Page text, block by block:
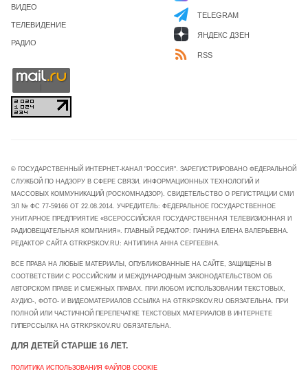
ВИДЕО
ТЕЛЕВИДЕНИЕ
РАДИО
TELEGRAM
ЯНДЕКС ДЗЕН
RSS
© ГОСУДАРСТВЕННЫЙ ИНТЕРНЕТ-КАНАЛ "РОССИЯ". ЗАРЕГИСТРИРОВАНО ФЕДЕРАЛЬНОЙ
СЛУЖБОЙ ПО НАДЗОРУ В СФЕРЕ СВЯЗИ, ИНФОРМАЦИОННЫХ ТЕХНОЛОГИЙ И
МАССОВЫХ КОММУНИКАЦИЙ (РОСКОМНАДЗОР). СВИДЕТЕЛЬСТВО О РЕГИСТРАЦИИ СМИ
ЭЛ № ФС 77-59166 ОТ 22.08.2014. УЧРЕДИТЕЛЬ: ФЕДЕРАЛЬНОЕ ГОСУДАРСТВЕННОЕ
УНИТАРНОЕ ПРЕДПРИЯТИЕ «ВСЕРОССИЙСКАЯ ГОСУДАРСТВЕННАЯ ТЕЛЕВИЗИОННАЯ И
РАДИОВЕЩАТЕЛЬНАЯ КОМПАНИЯ». ГЛАВНЫЙ РЕДАКТОР: ПАНИНА ЕЛЕНА ВАЛЕРЬЕВНА.
РЕДАКТОР САЙТА GTRKPSKOV.RU: АНТИПИНА АННА СЕРГЕЕВНА.
ВСЕ ПРАВА НА ЛЮБЫЕ МАТЕРИАЛЫ, ОПУБЛИКОВАННЫЕ НА САЙТЕ, ЗАЩИЩЕНЫ В
СООТВЕТСТВИИ С РОССИЙСКИМ И МЕЖДУНАРОДНЫМ ЗАКОНОДАТЕЛЬСТВОМ ОБ
АВТОРСКОМ ПРАВЕ И СМЕЖНЫХ ПРАВАХ. ПРИ ЛЮБОМ ИСПОЛЬЗОВАНИИ ТЕКСТОВЫХ,
АУДИО-, ФОТО- И ВИДЕОМАТЕРИАЛОВ ССЫЛКА НА GTRKPSKOV.RU ОБЯЗАТЕЛЬНА. ПРИ
ПОЛНОЙ ИЛИ ЧАСТИЧНОЙ ПЕРЕПЕЧАТКЕ ТЕКСТОВЫХ МАТЕРИАЛОВ В ИНТЕРНЕТЕ
ГИПЕРССЫЛКА НА GTRKPSKOV.RU ОБЯЗАТЕЛЬНА.
ДЛЯ ДЕТЕЙ СТАРШЕ 16 ЛЕТ.
ПОЛИТИКА ИСПОЛЬЗОВАНИЯ ФАЙЛОВ COOKIE